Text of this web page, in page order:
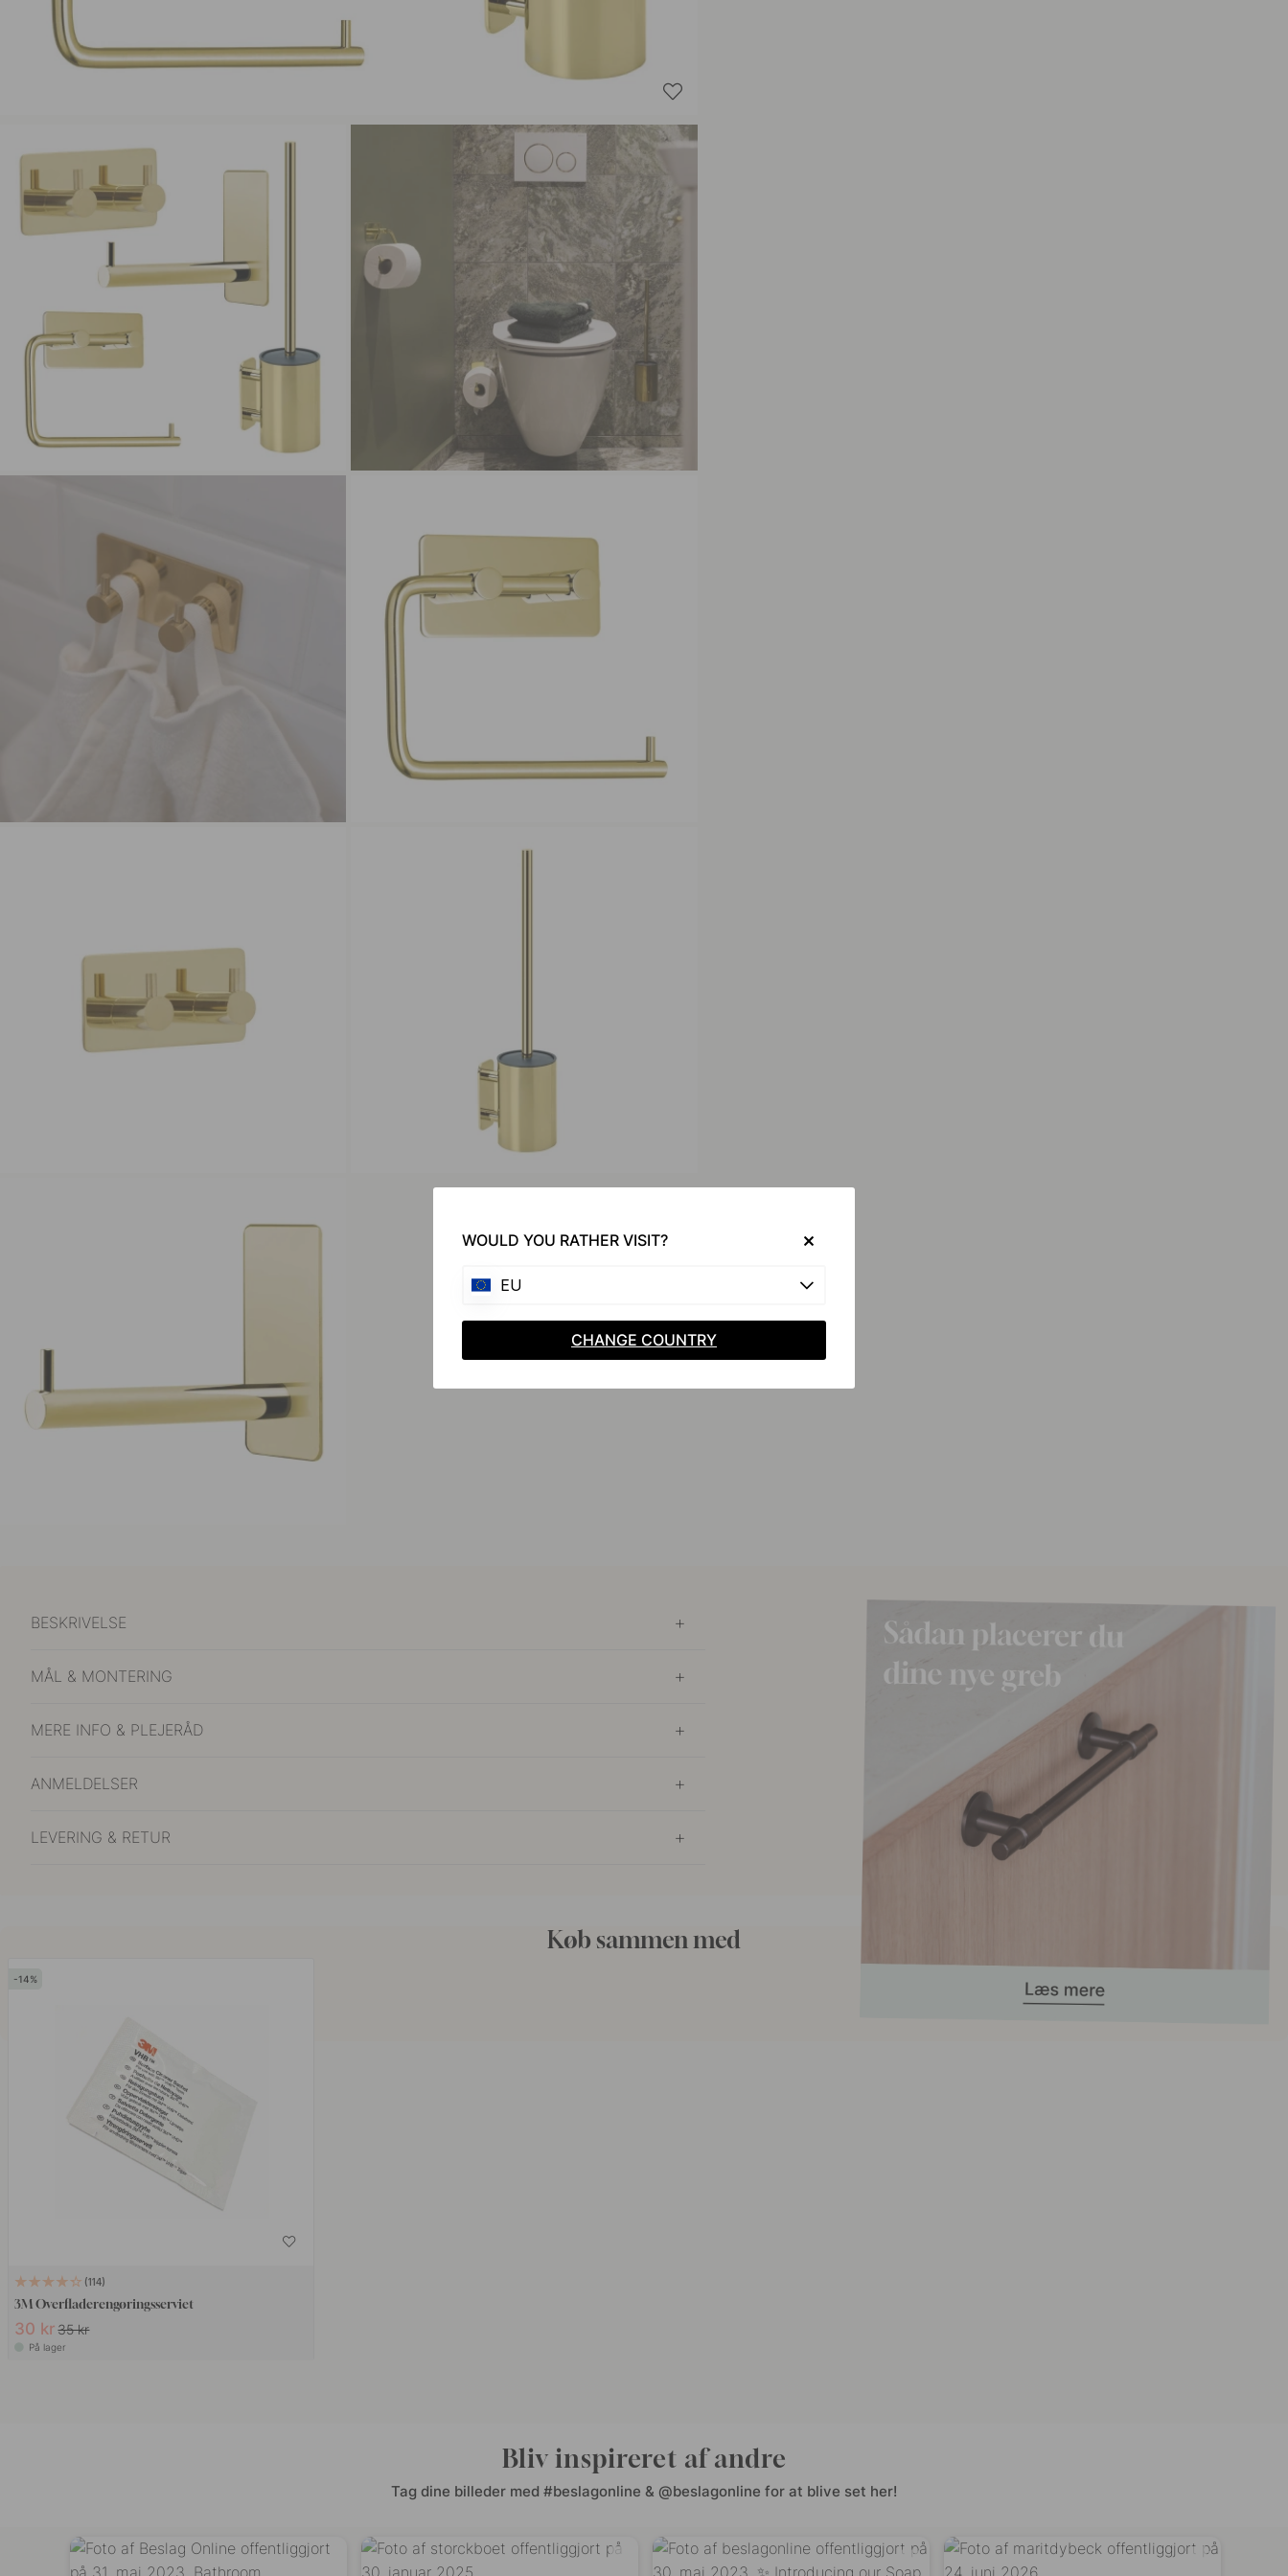
BESKRIVELSE
MÅL & MONTERING
MERE INFO & PLEJERÅD
ANMELDELSER
LEVERING & RETUR
Køb sammen med
14
114
3M Overfladerengøringsserviet
30 kr 35 kr
På lager
Bliv inspireret af andre
Tag dine billeder med #beslagonline & @beslagonline for at blive set her!
WOULD YOU RATHER VISIT?
EU
CHANGE COUNTRY